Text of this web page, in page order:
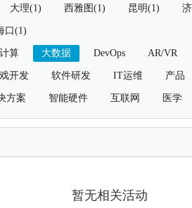
大理(1) 西雅图(1) 昆明(1)
口(1)
算 大数据 DevOps AR/VR
开发 软件研发 IT运维 产品
方案 智能硬件 互联网 医学
暂无相关活动